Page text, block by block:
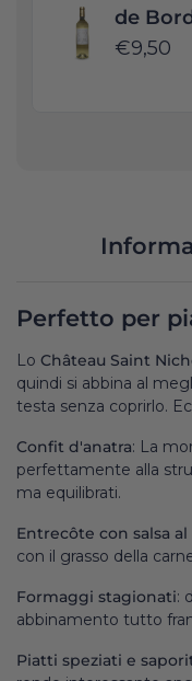
de
- Cuvée
€9,50
Perfetto per
Lo Château Saint
quindi si abbina al
testa senza coprirlo.
Confit d'anatra: La
perfettamente alla
ma equilibrati.
Entrecôte con salsa
con il grasso della
Formaggi stagionati:
abbinamento tutto
Piatti speziati e